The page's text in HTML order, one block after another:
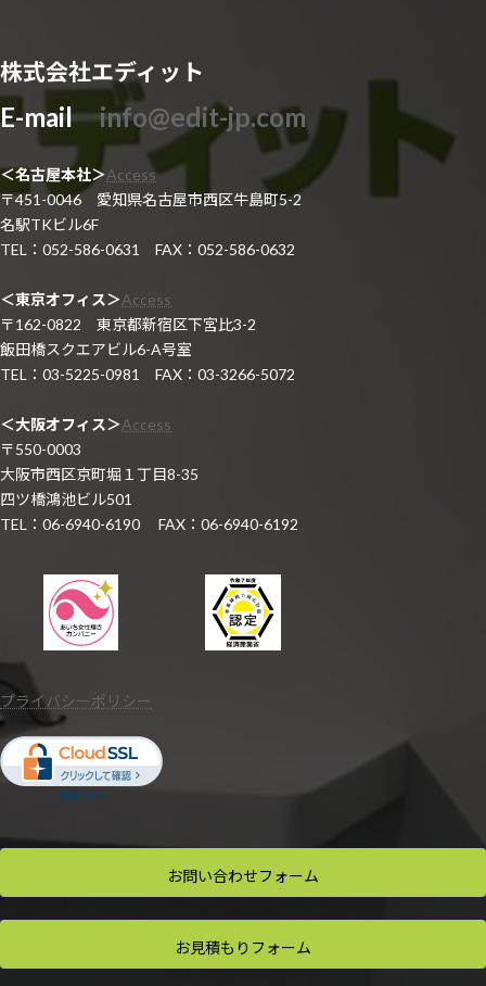
株式会社エディット
E-mailinfo@edit-jp.com
＜名古屋本社＞Access
〒451-0046 愛知県名古屋市西区牛島町5-2
名駅TKビル6F
TEL：052-586-0631 FAX：052-586-0632
＜東京オフィス＞Access
〒162-0822 東京都新宿区下宮比3-2
飯田橋スクエアビル6-A号室
TEL：03-5225-0981 FAX：03-3266-5072
＜大阪オフィス＞Access
〒550-0003
大阪市西区京町堀１丁目8-35
四ツ橋鴻池ビル501
TEL：06-6940-6190 FAX：06-6940-6192
プライバシーポリシー
お問い合わせフォーム
お見積もり フォーム